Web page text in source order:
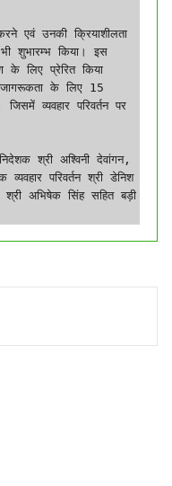
शुभारम्भ किया। इस
के लिए प्रेरित किया
के लिए 15
व्यवहार परिवर्तन पर
परिवर्तन श्री डेनिश
श्री अभिषेक सिंह सहित बड़ी